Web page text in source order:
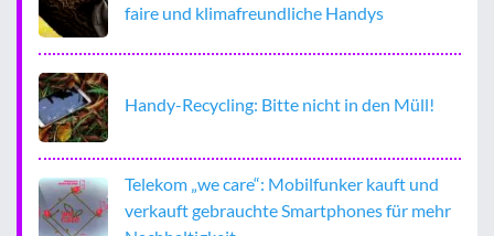
faire und klimafreundliche Handys
Handy-Recycling: Bitte nicht in den Müll!
Telekom „we care“: Mobilfunker kauft und
verkauft gebrauchte Smartphones für mehr